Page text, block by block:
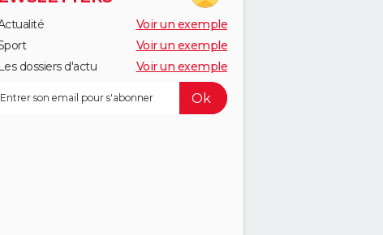
Voir un exemple
Voir un exemple
Les dossiers d'actu
Voir un exemple